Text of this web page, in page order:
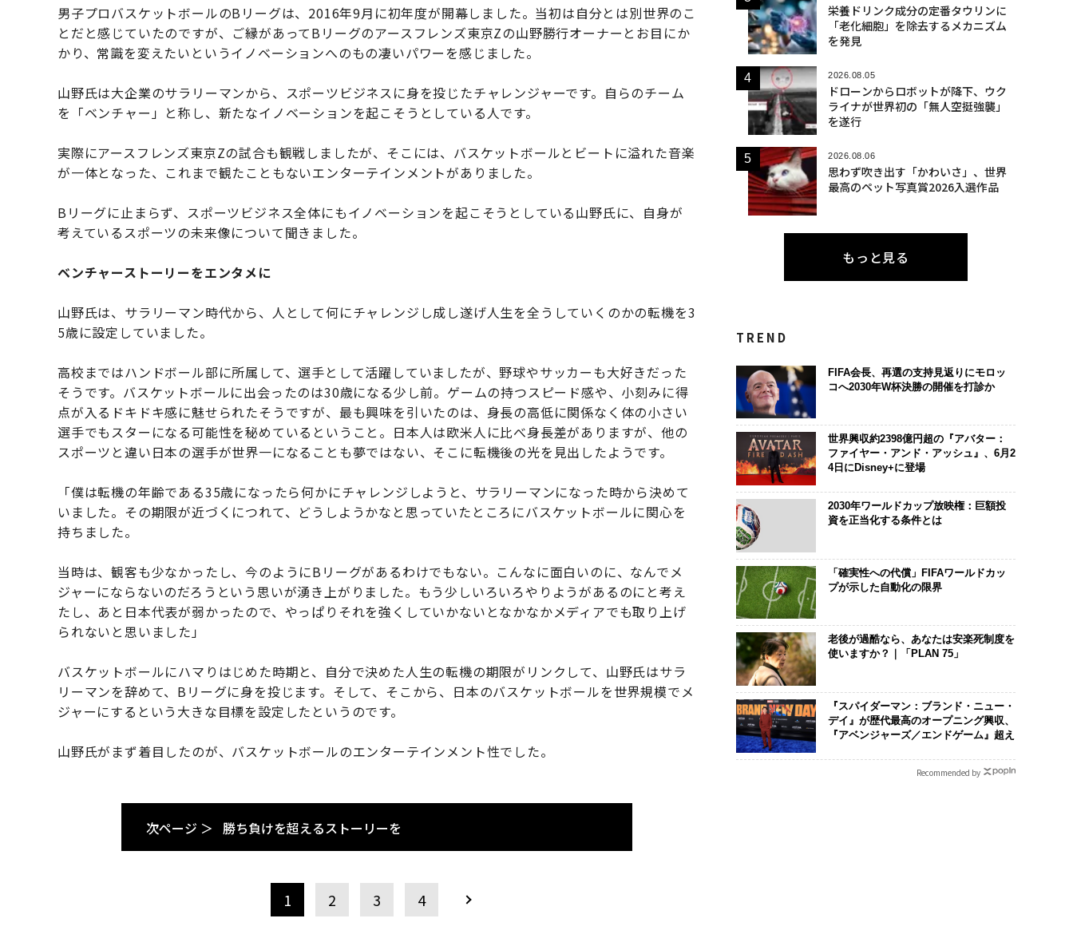
男子プロバスケットボールのBリーグは、2016年9月に初年度が開幕しました。当初は自分とは別世界のこ
とだと感じていたのですが、ご縁があってBリーグのアースフレンズ東京Zの山野勝行オーナーとお目にか
かり、常識を変えたいというイノベーションへのもの凄いパワーを感じました。
山野氏は大企業のサラリーマンから、スポーツビジネスに身を投じたチャレンジャーです。自らのチーム
を「ベンチャー」と称し、新たなイノベーションを起こそうとしている人です。
実際にアースフレンズ東京Zの試合も観戦しましたが、そこには、バスケットボールとビートに溢れた音楽
が一体となった、これまで観たこともないエンターテインメントがありました。
Bリーグに止まらず、スポーツビジネス全体にもイノベーションを起こそうとしている山野氏に、自身が
考えているスポーツの未来像について聞きました。
ベンチャーストーリーをエンタメに
山野氏は、サラリーマン時代から、人として何にチャレンジし成し遂げ人生を全うしていくのかの転機を3
5歳に設定していました。
高校まではハンドボール部に所属して、選手として活躍していましたが、野球やサッカーも大好きだった
そうです。バスケットボールに出会ったのは30歳になる少し前。ゲームの持つスピード感や、小刻みに得
点が入るドキドキ感に魅せられたそうですが、最も興味を引いたのは、身長の高低に関係なく体の小さい
選手でもスターになる可能性を秘めているということ。日本人は欧米人に比べ身長差がありますが、他の
スポーツと違い日本の選手が世界一になることも夢ではない、そこに転機後の光を見出したようです。
「僕は転機の年齢である35歳になったら何かにチャレンジしようと、サラリーマンになった時から決めて
いました。その期限が近づくにつれて、どうしようかなと思っていたところにバスケットボールに関心を
持ちました。
当時は、観客も少なかったし、今のようにBリーグがあるわけでもない。こんなに面白いのに、なんでメ
ジャーにならないのだろうという思いが湧き上がりました。もう少しいろいろやりようがあるのにと考え
たし、あと日本代表が弱かったので、やっぱりそれを強くしていかないとなかなかメディアでも取り上げ
られないと思いました」
バスケットボールにハマりはじめた時期と、自分で決めた人生の転機の期限がリンクして、山野氏はサラ
リーマンを辞めて、Bリーグに身を投じます。そして、そこから、日本のバスケットボールを世界規模でメ
ジャーにするという大きな目標を設定したというのです。
山野氏がまず着目したのが、バスケットボールのエンターテインメント性でした。
次ページ ＞ 勝ち負けを超えるストーリーを
1 2 3 4
栄養ドリンク成分の定番タウリンに
「老化細胞」を除去するメカニズム
を発見
2026.08.05
ドローンからロボットが降下、ウク
ライナが世界初の「無人空挺強襲」
を遂行
2026.08.06
思わず吹き出す「かわいさ」、世界
最高のペット写真賞2026入選作品
もっと見る
TREND
FIFA会長、再選の支持見返りにモロッ
コへ2030年W杯決勝の開催を打診か
世界興収約2398億円超の『アバター：
ファイヤー・アンド・アッシュ』、6月2
4日にDisney+に登場
2030年ワールドカップ放映権：巨額投
資を正当化する条件とは
「確実性への代償」FIFAワールドカッ
プが示した自動化の限界
老後が過酷なら、あなたは安楽死制度を
使いますか？｜「PLAN 75」
『スパイダーマン：ブランド・ニュー・
デイ』が歴代最高のオープニング興収、
『アベンジャーズ／エンドゲーム』超え
Recommended by